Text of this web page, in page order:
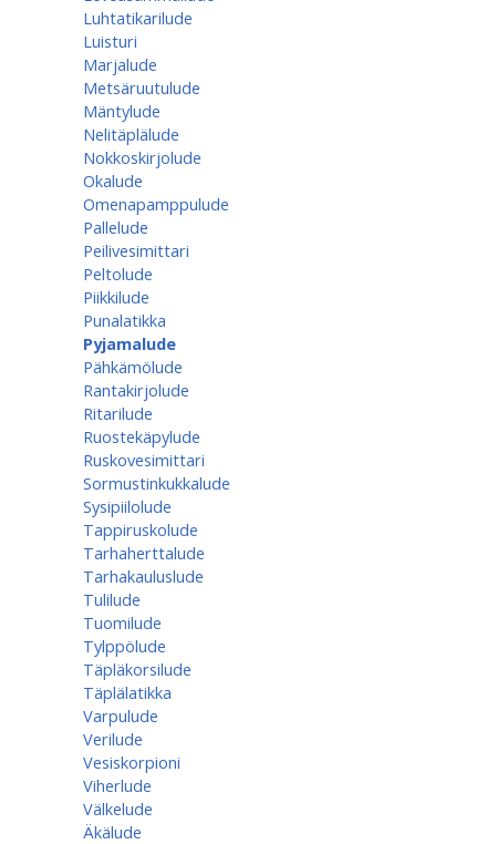
Luhtatikarilude
Luisturi
Marjalude
Metsäruutulude
Mäntylude
Nelitäplälude
Nokkoskirjolude
Okalude
Omenapamppulude
Pallelude
Peilivesimittari
Peltolude
Piikkilude
Punalatikka
Pyjamalude
Pähkämölude
Rantakirjolude
Ritarilude
Ruostekäpylude
Ruskovesimittari
Sormustinkukkalude
Sysipiilolude
Tappiruskolude
Tarhaherttalude
Tarhakauluslude
Tulilude
Tuomilude
Tylppölude
Täpläkorsilude
Täplälatikka
Varpulude
Verilude
Vesiskorpioni
Viherlude
Välkelude
Äkälude